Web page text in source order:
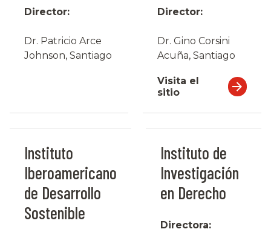
Director:
Dr. Patricio Arce
Johnson, Santiago
Director:
Dr. Gino Corsini
Acuña, Santiago
Visita el
sitio
Instituto
Iberoamericano
de Desarrollo
Sostenible
Instituto de
Investigación
en Derecho
Directora: